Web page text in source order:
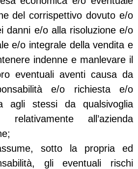
del corrispettivo dovuto e/o
danni e/o alla risoluzione e/o
e/o integrale della vendita e
indenne e manlevare il
eventuali aventi causa da
e/o richiesta e/o
agli stessi da qualsivoglia
all’azienda
sotto la propria ed
gli eventuali rischi